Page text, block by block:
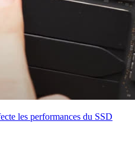
les performances du SSD